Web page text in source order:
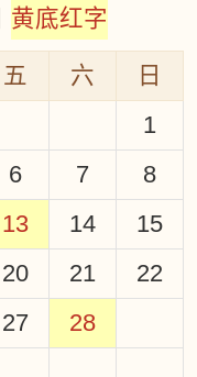
黄底红字
五 六
日
1
6 7
8
13 14
15
20 21
22
27 28